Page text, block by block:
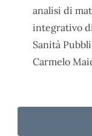
analisi di
integrativo
Sanità
Carmelo